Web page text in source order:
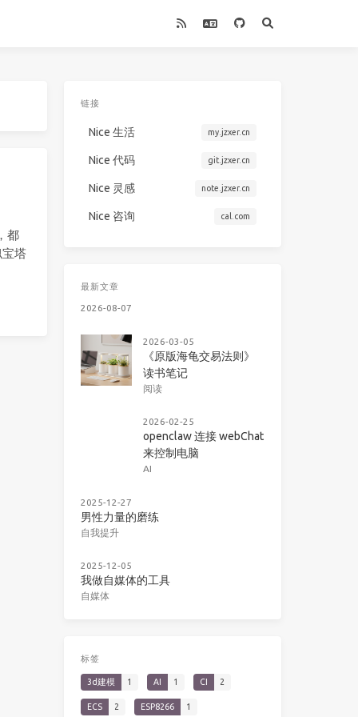
都
塔
链接
Nice 生活 my.jzxer.cn
Nice 代码 git.jzxer.cn
Nice 灵感 note.jzxer.cn
Nice 咨询 cal.com
最新文章
2026-08-07
2026-03-05
《原版海龟交易法则》
读书笔记
阅读
2026-02-25
openclaw 连接 webChat
来控制电脑
AI
2025-12-27
男性力量的磨练
自我提升
2025-12-05
我做自媒体的工具
自媒体
标签
3d建模 1 AI 1 CI 2
ECS 2 ESP8266 1